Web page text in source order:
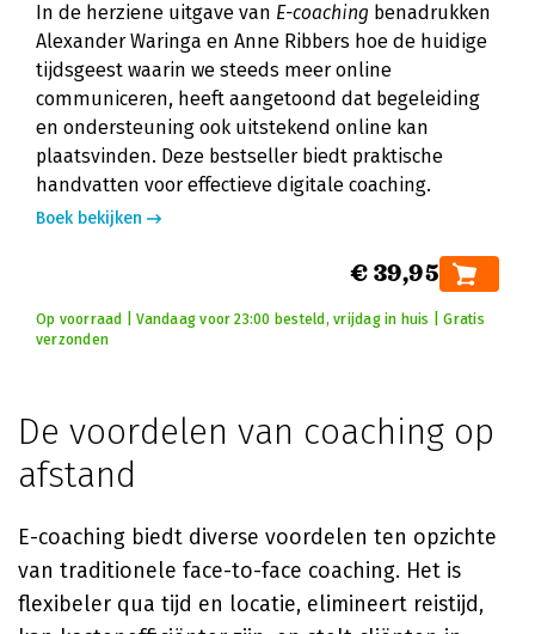
In de herziene uitgave van E-coaching benadrukken
Alexander Waringa en Anne Ribbers hoe de huidige
tijdsgeest waarin we steeds meer online
communiceren, heeft aangetoond dat begeleiding
en ondersteuning ook uitstekend online kan
plaatsvinden. Deze bestseller biedt praktische
handvatten voor effectieve digitale coaching.
Boek bekijken
€ 39,95
Op voorraad | Vandaag voor 23:00 besteld, vrijdag in huis | Gratis
verzonden
De voordelen van coaching op
afstand
E-coaching biedt diverse voordelen ten opzichte
van traditionele face-to-face coaching. Het is
flexibeler qua tijd en locatie, elimineert reistijd,